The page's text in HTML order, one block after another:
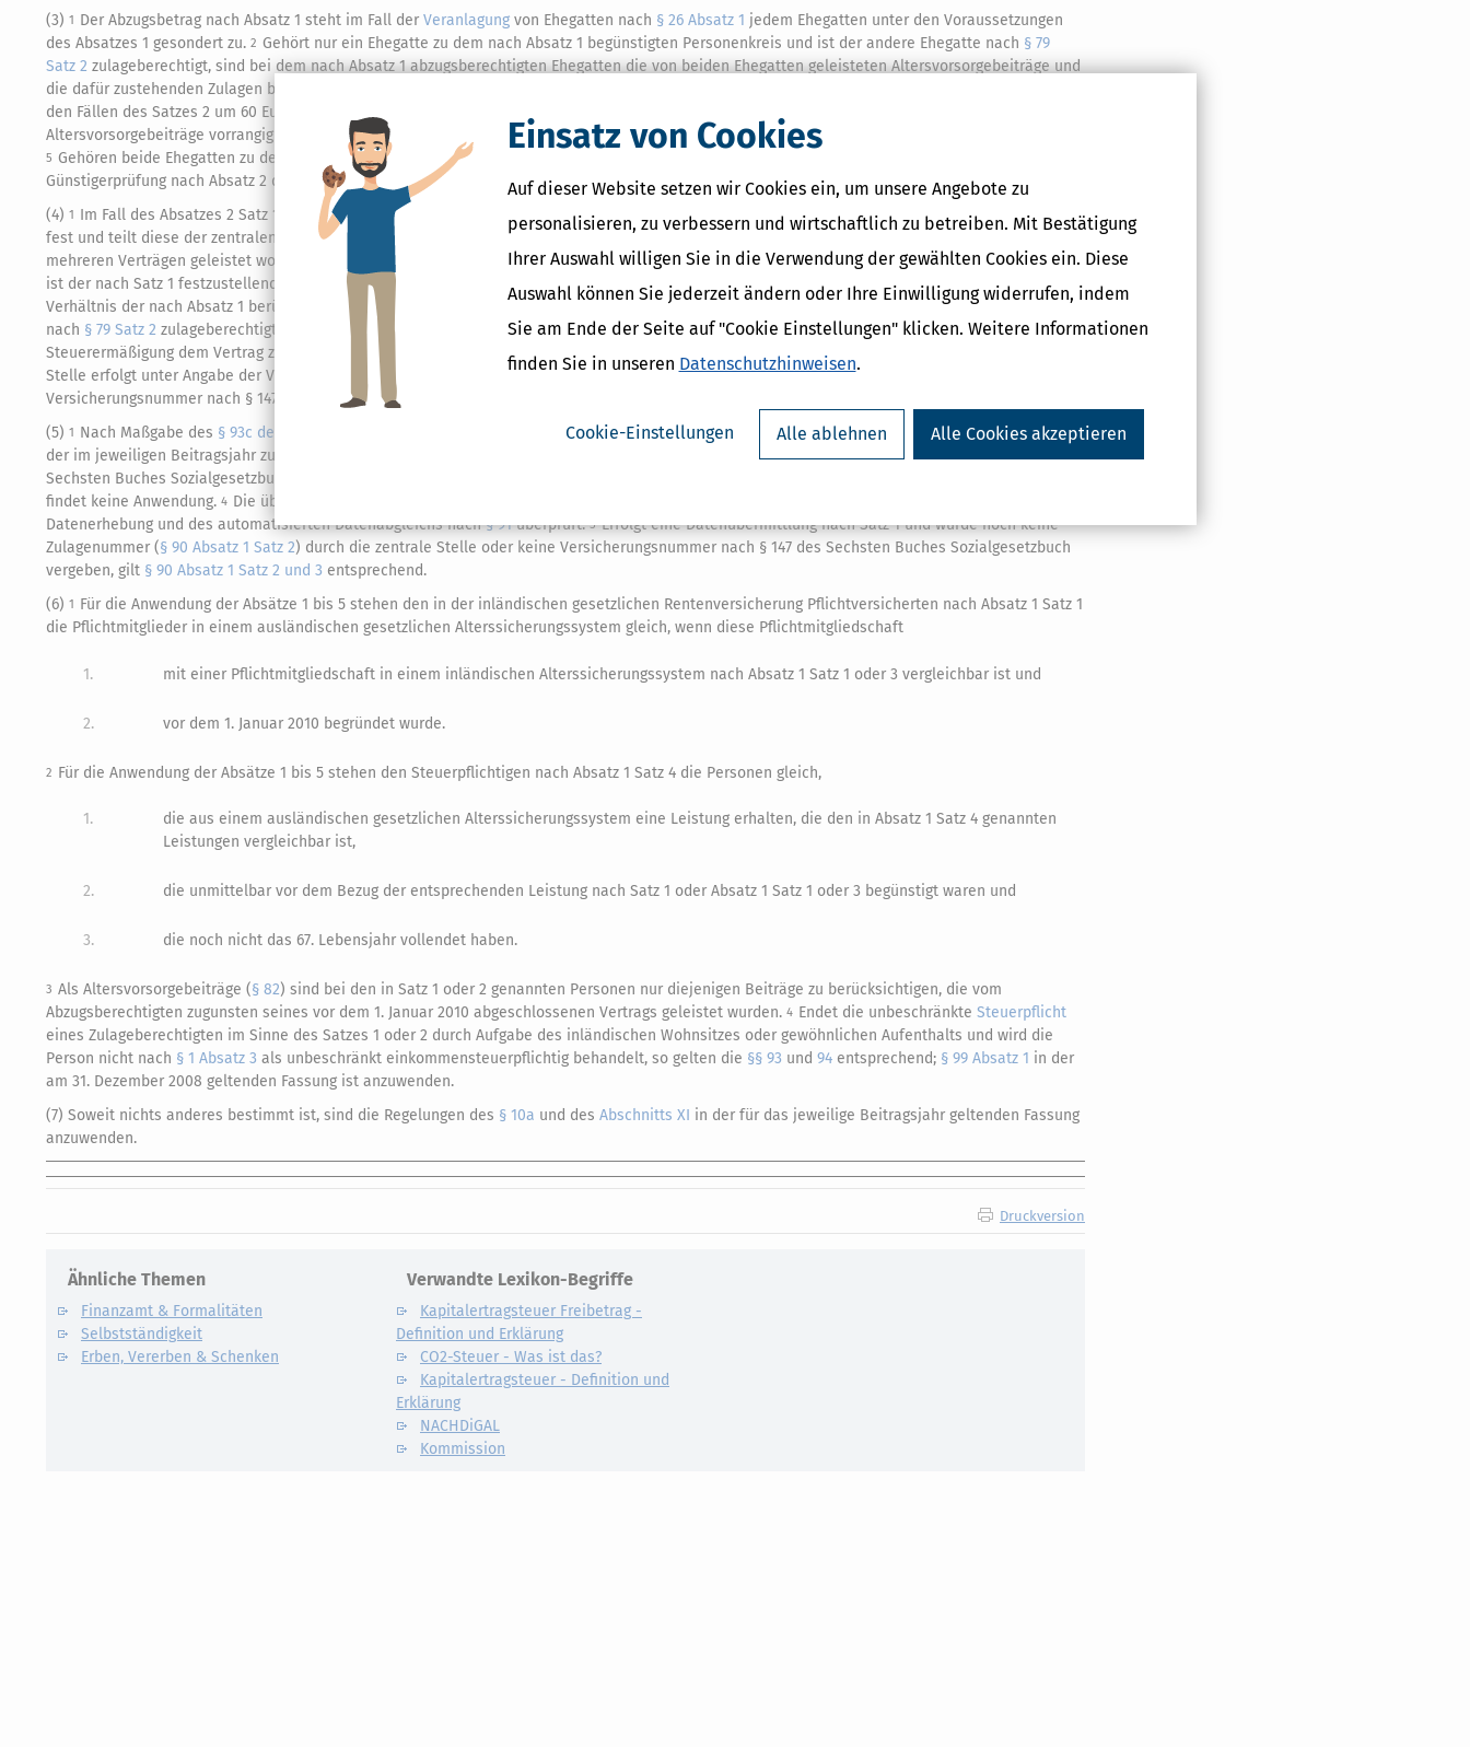
Einsatz von Cookies
Auf dieser Website setzen wir Cookies ein, um unsere Angebote zu
personalisieren, zu verbessern und wirtschaftlich zu betreiben. Mit Bestätigung
Ihrer Auswahl willigen Sie in die Verwendung der gewählten Cookies ein. Diese
Auswahl können Sie jederzeit ändern oder Ihre Einwilligung widerrufen, indem
Sie am Ende der Seite auf "Cookie Einstellungen" klicken. Weitere Informationen
finden Sie in unseren Datenschutzhinweisen.
Cookie-Einstellungen Alle ablehnen Alle Cookies akzeptieren
(3) 1 Der Abzugsbetrag nach Absatz 1 steht im Fall der Veranlagung von Ehegatten nach § 26 Absatz 1 jedem Ehegatten unter den Voraussetzungen
des Absatzes 1 gesondert zu. 2 Gehört nur ein Ehegatte zu dem nach Absatz 1 begünstigten Personenkreis und ist der andere Ehegatte nach § 79
Satz 2 zulageberechtigt, sind bei dem nach Absatz 1 abzugsberechtigten Ehegatten die von beiden Ehegatten geleisteten Altersvorsorgebeiträge und
die dafür zustehenden Zulagen bei der Anwendung der Absätze 1 und 2 zu berücksichtigen.
den Fällen des Satzes 2 um 60 Euro.
Altersvorsorgebeiträge vorrangig zu berücksichtigen, jedoch mindestens 60 Euro der von dem anderen Ehegatten geleisteten Altersvorsorgebeiträge.
5 Gehören beide Ehegatten zu dem nach Absatz 1 begünstigten Personenkreis und liegt ein Fall der Veranlagung nach
Günstigerprüfung nach Absatz 2 der Anspruch auf Zulage beider Ehegatten anzusetzen.
(4) 1 Im Fall des Absatzes 2 Satz 1 stellt das Finanzamt die über den Zulageanspruch nach Abschnitt XI
hinausgehende Steuerermäßigung gesondert
fest und teilt diese der zentralen Stelle (§ 81 ) mit; § 10d Absatz 4 Satz 3 bis 5 gilt entsprechend.
mehreren Verträgen geleistet worden, erfolgt die Zurechnung im Verhältnis der nach Absatz 1 berücksichtigten Altersvorsorgebeiträge.3 Ehegatten
ist der nach Satz 1 festzustellende Betrag auch im Fall der
Zusammenveranlagung
jeweils getrennt zuzurechnen; die Zurechnung erfolgt im
Verhältnis der nach Absatz 1 berücksichtigten Altersvorsorgebeiträge.
Werden Altersvorsorgebeiträge nach Absatz 3 Satz 2 berücksichtigt, die der
nach § 79 Satz 2 zulageberechtigte Ehegatte zugunsten eines auf seinen Namen lautenden Vertrages geleistet hat, ist die hierauf entfallende
Steuerermäßigung dem Vertrag zuzurechnen, zu dessen Gunsten die Altersvorsorgebeiträge geleistet wurden.
Die Übermittlung an die zentrale
Stelle erfolgt unter Angabe der Vertragsnummer und der Identifikationsnummer ( § 139b der Abgabenordnung) sowie der Zulage- oder
Versicherungsnummer nach § 147 des Sechsten Buches Sozialgesetzbuch.
(5) 1 Nach Maßgabe des § 93c der Abgabenordnung
hat der Anbieter als mitteilungspflichtige Stelle auch unter Angabe der Vertragsdaten die Höhe
der im jeweiligen Beitragsjahr zu berücksichtigenden Altersvorsorgebeiträge sowie die Zulage- oder die Versicherungsnummer nach § 147 des
Sechsten Buches Sozialgesetzbuch an die zentrale Stelle zu übermitteln.
findet keine Anwendung. 4 Die übrigen Voraussetzungen für den Sonderausgabenabzug nach den Absätzen 1 bis 3 werden im Wege der
Datenerhebung und des automatisierten Datenabgleichs nach§ 91überprüft.5 Erfolgt eine Datenübermittlung nach Satz 1 und wurde noch keine
Zulagenummer (§ 90 Absatz 1 Satz 2) durch die zentrale Stelle oder keine Versicherungsnummer nach § 147 des Sechsten Buches Sozialgesetzbuch
vergeben, gilt § 90 Absatz 1 Satz 2 und 3 entsprechend.
(6) 1
Für die Anwendung der Absätze 1 bis 5 stehen den in der inländischen gesetzlichen Rentenversicherung Pflichtversicherten nach Absatz 1 Satz 1
die Pflichtmitglieder in einem ausländischen gesetzlichen Alterssicherungssystem gleich, wenn diese Pflichtmitgliedschaft
1. mit einer Pflichtmitgliedschaft in einem inländischen Alterssicherungssystem nach Absatz 1 Satz 1 oder 3 vergleichbar ist und
2. vor dem 1. Januar 2010 begründet wurde.
2 Für die Anwendung der Absätze 1 bis 5 stehen den Steuerpflichtigen nach Absatz 1 Satz 4 die Personen gleich,
1.
die aus einem ausländischen gesetzlichen Alterssicherungssystem eine Leistung erhalten, die den in Absatz 1 Satz 4 genannten
Leistungen vergleichbar ist,
2. die unmittelbar vor dem Bezug der entsprechenden Leistung nach Satz 1 oder Absatz 1 Satz 1 oder 3 begünstigt waren und
3. die noch nicht das 67. Lebensjahr vollendet haben.
3 Als Altersvorsorgebeiträge (§ 82) sind bei den in Satz 1 oder 2 genannten Personen nur diejenigen Beiträge zu berücksichtigen, die vom
Abzugsberechtigten zugunsten seines vor dem 1. Januar 2010 abgeschlossenen Vertrags geleistet wurden. 4 Endet die unbeschränkte Steuerpflicht
eines Zulageberechtigten im Sinne des Satzes 1 oder 2 durch Aufgabe des inländischen Wohnsitzes oder gewöhnlichen Aufenthalts und wird die
Person nicht nach § 1 Absatz 3 als unbeschränkt einkommensteuerpflichtig behandelt, so gelten die §§ 93 und 94 entsprechend; § 99 Absatz 1 in der
am 31. Dezember 2008 geltenden Fassung ist anzuwenden.
(7) Soweit nichts anderes bestimmt ist, sind die Regelungen des § 10a und des Abschnitts XI in der für das jeweilige Beitragsjahr geltenden Fassung
anzuwenden.
Druckversion
Ähnliche Themen
Finanzamt & Formalitäten
Selbstständigkeit
Erben, Vererben & Schenken
Verwandte Lexikon-Begriffe
Kapitalertragsteuer Freibetrag -
Definition und Erklärung
CO2-Steuer - Was ist das?
Kapitalertragsteuer - Definition und
Erklärung
NACHDiGAL
Kommission